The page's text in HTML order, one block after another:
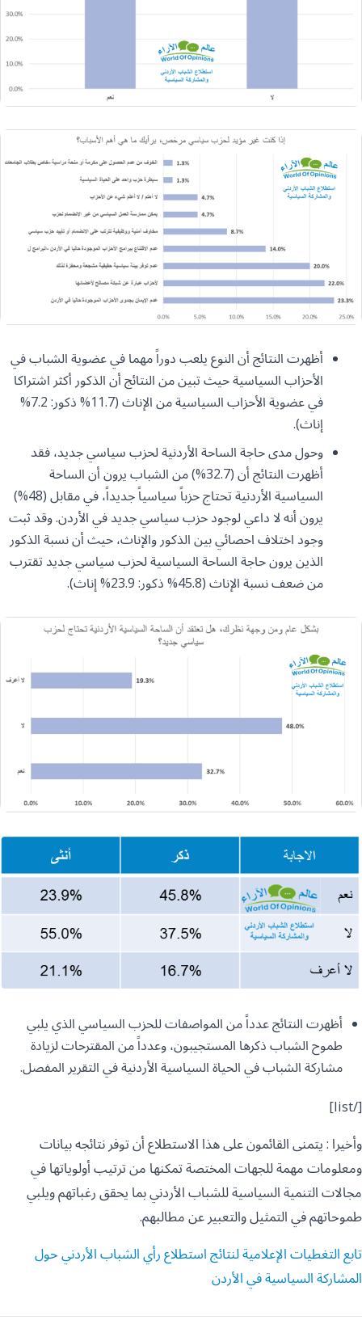
أظهرت النتائج أن النوع يلعب دوراً مهما في عضوية الشباب في
الأحزاب السياسية حيث تبين من النتائج أن الذكور أكثر اشتراكا
في عضوية الأحزاب السياسية من الإناث (11.7% ذكور: 7.2%
إناث).
وحول مدى حاجة الساحة الأردنية لحزب سياسي جديد، فقد
أظهرت النتائج أن (32.7%) من الشباب يرون أن الساحة
السياسية الأردنية تحتاج حزباً سياسياً جديداً، في مقابل (48%)
يرون أنه لا داعي لوجود حزب سياسي جديد في الأردن. وقد ثبت
وجود اختلاف احصائي بين الذكور والإناث، حيث أن نسبة الذكور
الذين يرون حاجة الساحة السياسية لحزب سياسي جديد تقترب
من ضعف نسبة الإناث (45.8% ذكور: 23.9% إناث).
أظهرت النتائج عدداً من المواصفات للحزب السياسي الذي يلبي
طموح الشباب ذكرها المستجيبون، وعدداً من المقترحات لزيادة
مشاركة الشباب في الحياة السياسية الأردنية في التقرير المفصل.
[/list]
وأخيرا : يتمنى القائمون على هذا الاستطلاع أن توفر نتائجه بيانات
ومعلومات مهمة للجهات المختصة تمكنها من ترتيب أولوياتها في
مجالات التنمية السياسية للشباب الأردني بما يحقق رغباتهم ويلبي
طموحاتهم في التمثيل والتعبير عن مطالبهم.
تابع التغطيات الإعلامية لنتائج استطلاع رأي الشباب الأردني حول
المشاركة السياسية في الأردن